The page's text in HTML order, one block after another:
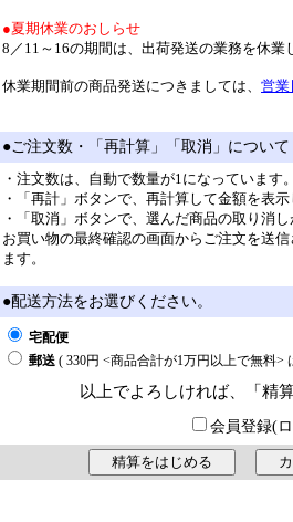
●夏期休業のおしらせ
8／11～16の期間は、出荷発送の業務を休業
休業期間前の商品発送につきましては、 営業
●ご注文数・「再計算」「取消」について
・注文数は、自動で数量が1になっていま
・「再計」ボタンで、再計算して金額を表
・「取消」ボタンで、選んだ商品の取り消
お買い物の最終確認の画面からご注文を送
ます。
●配送方法をお選びください。
宅配便
郵送 ( 330円 <商品合計が1万円以上で無料>
以上でよろしければ、「精
会員登録(